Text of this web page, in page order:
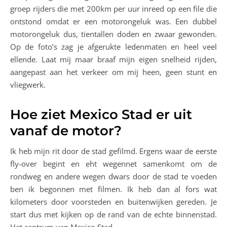
groep rijders die met 200km per uur inreed op een file die
ontstond omdat er een motorongeluk was. Een dubbel
motorongeluk dus, tientallen doden en zwaar gewonden.
Op de foto’s zag je afgerukte ledenmaten en heel veel
ellende. Laat mij maar braaf mijn eigen snelheid rijden,
aangepast aan het verkeer om mij heen, geen stunt en
vliegwerk.
Hoe ziet Mexico Stad er uit
vanaf de motor?
Ik heb mijn rit door de stad gefilmd. Ergens waar de eerste
fly-over begint en eht wegennet samenkomt om de
rondweg en andere wegen dwars door de stad te voeden
ben ik begonnen met filmen. Ik heb dan al fors wat
kilometers door voorsteden en buitenwijken gereden. Je
start dus met kijken op de rand van de echte binnenstad.